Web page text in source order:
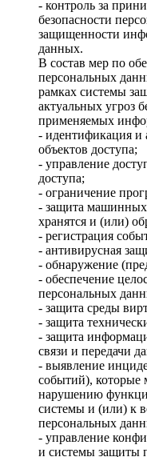
- контроль за
безопасности
защищенности
данных.
В состав мер по
персональных
рамках системы
актуальных угроз
применяемых
- идентификация и
объектов доступа;
- управление
доступа;
- ограничение
- защита
хранятся и (или)
- регистрация
- антивирусная
- обнаружение
- обеспечение
персональных
- защита среды
- защита
- защита
связи и передачи
- выявление
событий), которые
нарушению
системы и (или) к
персональных
- управление
и системы защиты